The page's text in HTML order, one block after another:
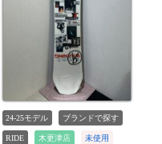
24-25モデル ブランドで探す
RIDE 木更津店 未使用